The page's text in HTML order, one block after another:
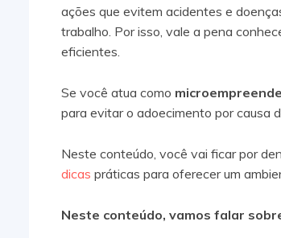
ações que evitem acidentes e
trabalho. Por isso, vale a pena
eficientes.
Se você atua como
para evitar o adoecimento por causa
Neste conteúdo, você vai ficar por
dicas práticas para oferecer um
Neste conteúdo, vamos falar